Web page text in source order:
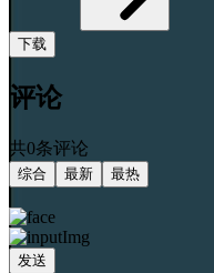
下载
评论
共0条评论
综合 最新 最热
发送